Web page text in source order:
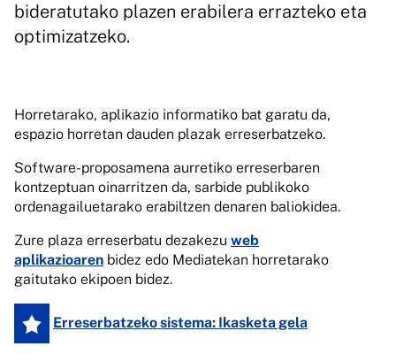
bideratutako plazen erabilera errazteko eta
optimizatzeko.
Horretarako, aplikazio informatiko bat garatu da,
espazio horretan dauden plazak erreserbatzeko.
Software-proposamena aurretiko erreserbaren
kontzeptuan oinarritzen da, sarbide publikoko
ordenagailuetarako erabiltzen denaren baliokidea.
Zure plaza erreserbatu dezakezu web
aplikazioaren bidez edo Mediatekan horretarako
gaitutako ekipoen bidez.
Erreserbatzeko sistema: Ikasketa gela